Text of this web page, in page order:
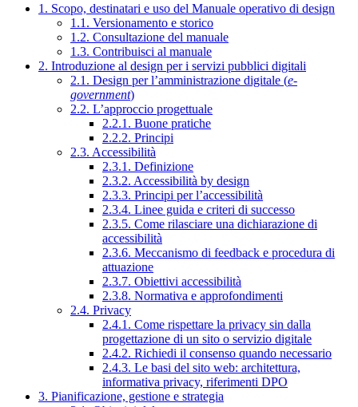
1. Scopo, destinatari e uso del Manuale operativo di design
1.1. Versionamento e storico
1.2. Consultazione del manuale
1.3. Contribuisci al manuale
2. Introduzione al design per i servizi pubblici digitali
2.1. Design per l’amministrazione digitale (e-
government)
2.2. L’approccio progettuale
2.2.1. Buone pratiche
2.2.2. Principi
2.3. Accessibilità
2.3.1. Definizione
2.3.2. Accessibilità by design
2.3.3. Principi per l’accessibilità
2.3.4. Linee guida e criteri di successo
2.3.5. Come rilasciare una dichiarazione di
accessibilità
2.3.6. Meccanismo di feedback e procedura di
attuazione
2.3.7. Obiettivi accessibilità
2.3.8. Normativa e approfondimenti
2.4. Privacy
2.4.1. Come rispettare la privacy sin dalla
progettazione di un sito o servizio digitale
2.4.2. Richiedi il consenso quando necessario
2.4.3. Le basi del sito web: architettura,
informativa privacy, riferimenti DPO
3. Pianificazione, gestione e strategia